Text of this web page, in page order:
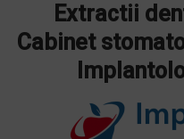
Extractii
Cabinet